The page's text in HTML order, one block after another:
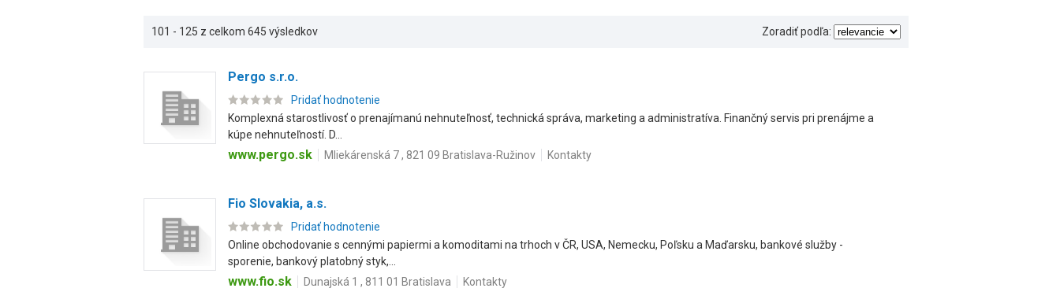
101 - 125 z celkom 645 výsledkov Zoradiť podľa:
Pergo s.r.o.
Pridať hodnotenie
Komplexná starostlivosť o prenajímanú nehnuteľnosť, technická správa, marketing a administratíva. Finančný servis pri prenájme a
kúpe nehnuteľností. D...
www.pergo.sk Mliekárenská 7 , 821 09 Bratislava-Ružinov Kontakty
Fio Slovakia, a.s.
Pridať hodnotenie
Online obchodovanie s cennými papiermi a komoditami na trhoch v ČR, USA, Nemecku, Poľsku a Maďarsku, bankové služby -
sporenie, bankový platobný styk,...
www.fio.sk Dunajská 1 , 811 01 Bratislava Kontakty